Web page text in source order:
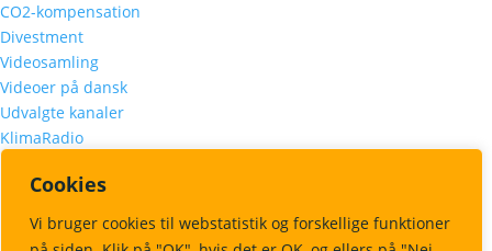
Cookies
Vi bruger cookies til webstatistik og forskellige funktioner
CO2-kompensation
Divestment
Videosamling
Videoer på dansk
Udvalgte kanaler
KlimaRadio
Podcasts på dansk
Podcasts på engelsk
Udvalgte episoder